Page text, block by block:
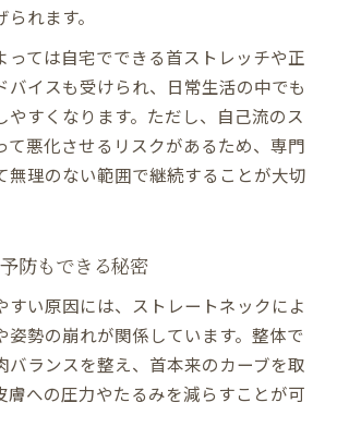
れます。
っては自宅でできる首ストレッチや正
バイスも受けられ、日常生活の中でも
やすくなります。ただし、自己流のス
て悪化させるリスクがあるため、専門
無理のない範囲で継続することが大切
防もできる秘密
すい原因には、ストレートネックによ
姿勢の崩れが関係しています。整体で
バランスを整え、首本来のカーブを取
膚への圧力やたるみを減らすことが可